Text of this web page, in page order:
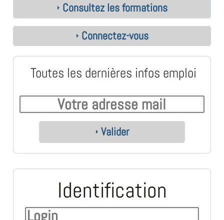
Consultez les formations
Connectez-vous
Toutes les dernières infos emploi
Valider
Identification